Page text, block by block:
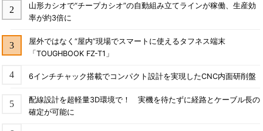
山形カシオで“チープカシオ”の自動組み立てラインが稼働、生産効
率が約3倍に
屋外ではなく“屋内”現場でスマートに使えるタフネス端末
「TOUGHBOOK FZ-T1」
6インチチャック搭載でコンパクト設計を実現したCNC内面研削盤
配線設計を超軽量3D環境で！ 実機を待たずに経路とケーブル長の
確定が可能に